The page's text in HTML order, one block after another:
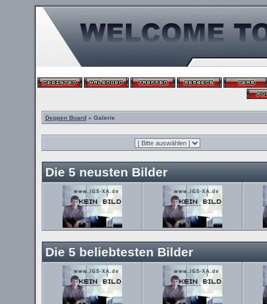
Deppen Board» Galerie
Die 5 neusten Bilder
Die 5 beliebtesten Bilder